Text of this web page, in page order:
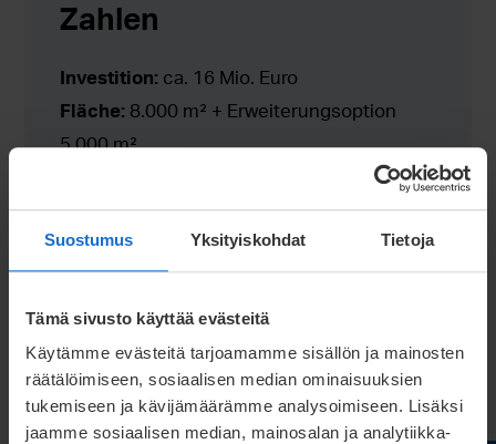
Suostumus Yksityiskohdat Tietoja
Tämä sivusto käyttää evästeitä
Käytämme evästeitä tarjoamamme sisällön ja mainosten
räätälöimiseen, sosiaalisen median ominaisuuksien
tukemiseen ja kävijämäärämme analysoimiseen. Lisäksi
jaamme sosiaalisen median, mainosalan ja analytiikka-
Zahlen
Investition: ca. 16 Mio. Euro
Fläche: 8.000 m² + Erweiterungsoption
5.000 m²
Maschinen/Linien zum Tiefziehen:Mit
einer Presskraft von 50–1600 t
3D-Laserschneid- und Schweißmaschinen
Roboterschweißzellen
Waschanlagen für die Produkte
Mehrere ergänzende Technologiesysteme
Systeme für die Werkzeug- und